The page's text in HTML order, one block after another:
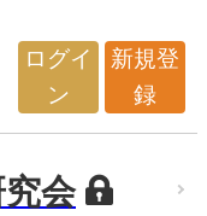
ログイ
ン
新規登
録
会